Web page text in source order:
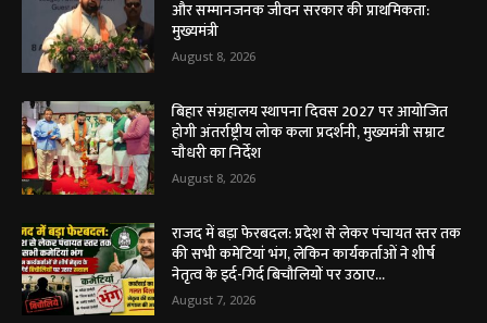
और सम्मानजनक जीवन सरकार की प्राथमिकता:
मुख्यमंत्री
August 8, 2026
बिहार संग्रहालय स्थापना दिवस 2027 पर आयोजित
होगी अंतर्राष्ट्रीय लोक कला प्रदर्शनी, मुख्यमंत्री सम्राट
चौधरी का निर्देश
August 8, 2026
राजद में बड़ा फेरबदल: प्रदेश से लेकर पंचायत स्तर तक
की सभी कमेटियां भंग, लेकिन कार्यकर्ताओं ने शीर्ष
नेतृत्व के इर्द-गिर्द बिचौलियों पर उठाए...
August 7, 2026